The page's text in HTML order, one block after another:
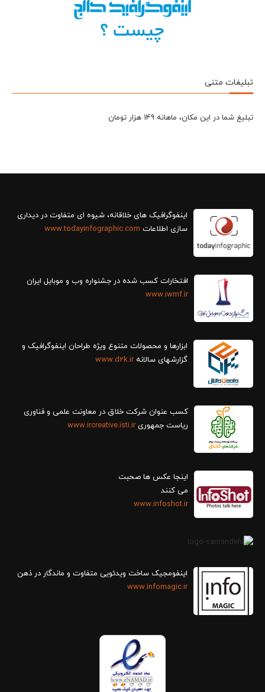
تبلیغات متنی
تبلیغ شما در این مکان، ماهانه 149 هزار تومان
سازی اطلاعات www.todayinfographic.com
افتخارات کسب شده در جشنواره وب و موبایل ایران
www.iwmf.ir
ابزارها و محصولات متنوع ویژه طراحان اینفوگرافیک و
گزارش‎های سالانه
www.d2k.ir
کسب عنوان شرکت خلاق در معاونت علمی و فناوری
ریاست جمهوریwww.ircreative.isti.ir
اینجا عکس ها صحبت
می کنند
www.infoshot.ir
اینفومجیک ساخت ویدئویی متفاوت و ماندگار در ذهن
www.infomagic.ir